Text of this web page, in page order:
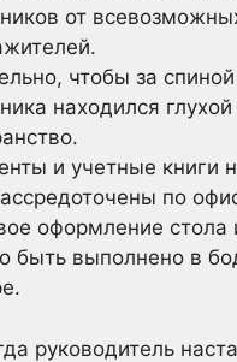
от
чтобы за
находился глухой
и учетные книги
по
оформление стола
быть выполнено в
руководитель